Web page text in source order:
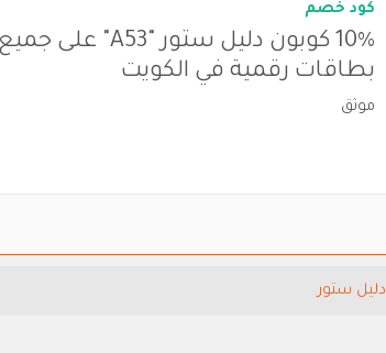
كود خصم
10% كوبون دليل ستور "A53" على جميع
بطاقات رقمية في الكويت
موثق
دليل ستور